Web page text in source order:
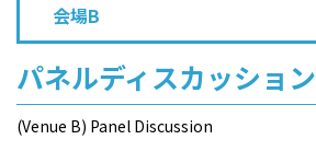
会場B
パネルディスカッション
(Venue B) Panel Discussion